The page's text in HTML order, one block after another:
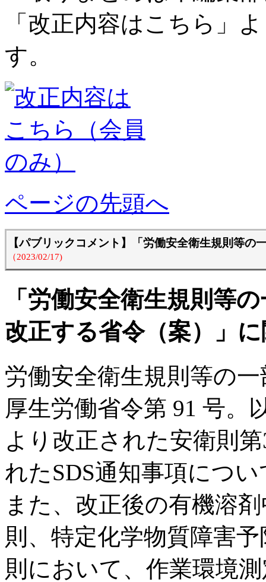
「改正内容はこちら」
す。
ページの先頭へ
【パブリックコメント】「労働安全衛生規則等
（2023/02/17)
「労働安全衛生規則等
改正する省令（案）」
労働安全衛生規則等の
厚生労働省令第 91 号。
より改正された安衛則
れたSDS通知事項につ
また、改正後の有機溶
則、特定化学物質障害
則において、作業環境